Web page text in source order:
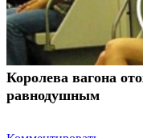
Королева вагона
равнодушным